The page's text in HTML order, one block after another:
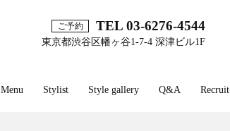
ご予約 TEL 03-6276-4544
東京都渋谷区幡ヶ谷1-7-4 深津ビル1F
Menu Stylist Style gallery Q&A Recruit